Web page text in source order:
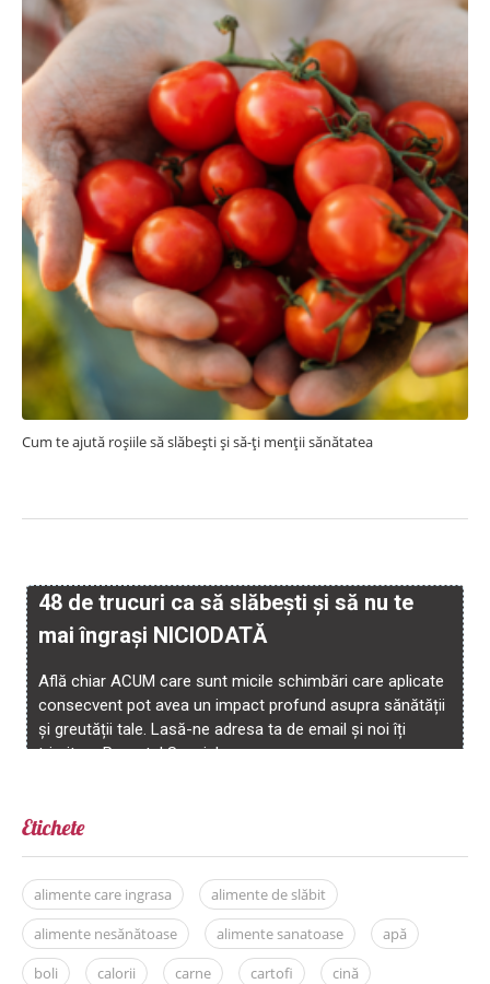
Cum te ajută roșiile să slăbești și să-ți menții sănătatea
Etichete
alimente care ingrasa
alimente de slăbit
alimente nesănătoase
alimente sanatoase
apă
boli
calorii carne cartofi
cină